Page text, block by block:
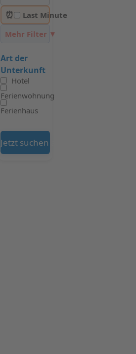
⏰
Last Minute
Mehr Filter ▼
Art der
Unterkunft
Hotel
Ferienwohnung
Ferienhaus
Jetzt suchen auf Booking.com